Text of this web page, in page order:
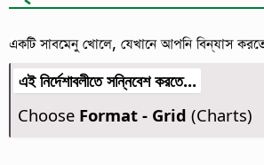
একটি সাবমেনু খোলে, যেখানে আপনি বিন্যাস
এই নির্দেশাবলীতে সন্নিবেশ করতে...
Choose Format - Grid (Charts)